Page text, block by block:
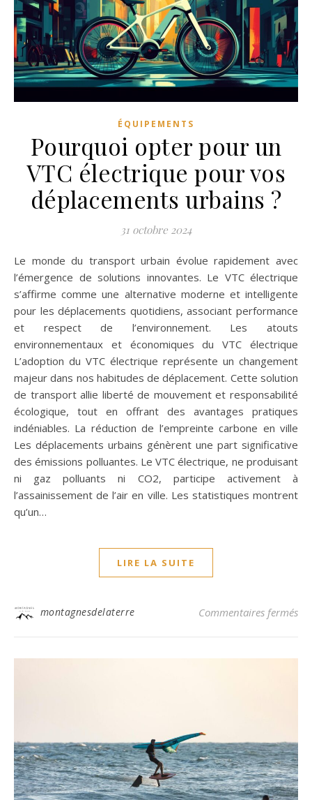
ÉQUIPEMENTS
Pourquoi opter pour un
VTC électrique pour vos
déplacements urbains ?
31 octobre 2024
Le monde du transport urbain évolue rapidement avec
l’émergence de solutions innovantes. Le VTC électrique
s’affirme comme une alternative moderne et intelligente
pour les déplacements quotidiens, associant performance
et respect de l’environnement. Les atouts
environnementaux et économiques du VTC électrique
L’adoption du VTC électrique représente un changement
majeur dans nos habitudes de déplacement. Cette solution
de transport allie liberté de mouvement et responsabilité
écologique, tout en offrant des avantages pratiques
indéniables. La réduction de l’empreinte carbone en ville
Les déplacements urbains génèrent une part significative
des émissions polluantes. Le VTC électrique, ne produisant
ni gaz polluants ni CO2, participe activement à
l’assainissement de l’air en ville. Les statistiques montrent
qu’un…
LIRE LA SUITE
montagnesdelaterre Commentaires fermés